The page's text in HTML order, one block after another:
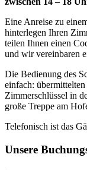
Eine Anreise zu
hinterlegen Ihren
teilen Ihnen einen
und wir vereinbaren
Die Bedienung des
einfach:
Zimmerschlüssel in
große Treppe am
Telefonisch ist das
Unsere